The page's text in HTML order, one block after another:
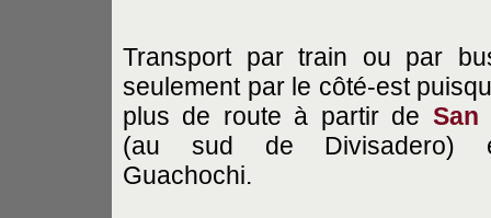
Transport par train ou par
seulement par le côté-est
plus de route à partir de San
(au sud de Divisadero)
Guachochi.